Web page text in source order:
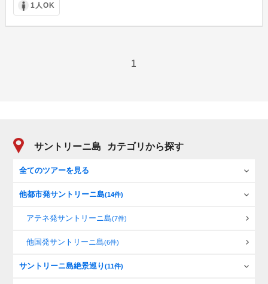
1人OK
1
サントリーニ島 カテゴリから探す
全てのツアーを見る
他都市発サントリーニ島(14件)
アテネ発サントリーニ島(7件)
他国発サントリーニ島(6件)
サントリーニ島絶景巡り(11件)